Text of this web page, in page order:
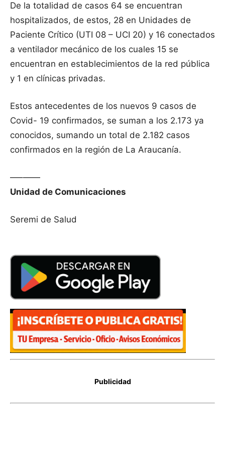
De la totalidad de casos 64 se encuentran
hospitalizados, de estos, 28 en Unidades de
Paciente Crítico (UTI 08 – UCI 20) y 16 conectados
a ventilador mecánico de los cuales 15 se
encuentran en establecimientos de la red pública
y 1 en clínicas privadas.
Estos antecedentes de los nuevos 9 casos de
Covid- 19 confirmados, se suman a los 2.173 ya
conocidos, sumando un total de 2.182 casos
confirmados en la región de La Araucanía.
—–——
Unidad de Comunicaciones
Seremi de Salud
Publicidad